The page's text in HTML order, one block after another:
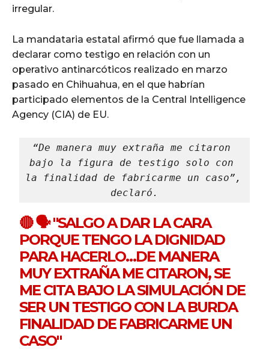
irregular.
La mandataria estatal afirmó que fue llamada a
declarar como testigo en relación con un
operativo antinarcóticos realizado en marzo
pasado en Chihuahua, en el que habrían
participado elementos de la Central Intelligence
Agency (CIA) de EU.
“De manera muy extraña me citaron
bajo la figura de testigo solo con
la finalidad de fabricarme un caso”,
declaró.
🔴 🗣️ "SALGO A DAR LA CARA
PORQUE TENGO LA DIGNIDAD
PARA HACERLO…DE MANERA
MUY EXTRAÑA ME CITARON, SE
ME CITA BAJO LA SIMULACIÓN DE
SER UN TESTIGO CON LA BURDA
FINALIDAD DE FABRICARME UN
CASO"